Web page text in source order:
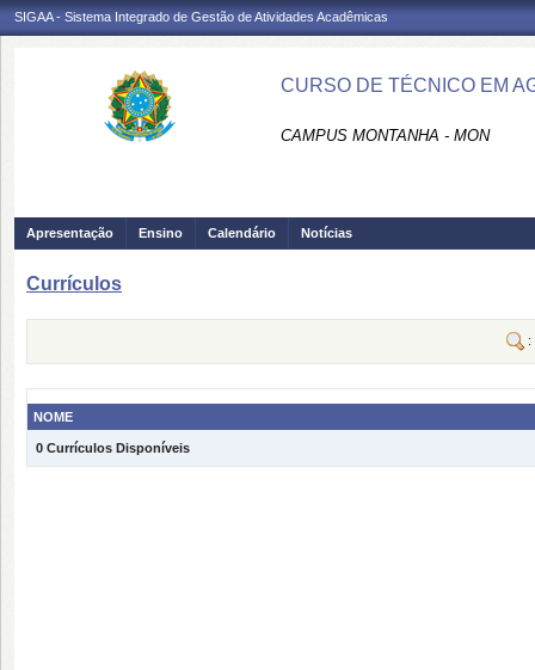
SIGAA - Sistema Integrado de Gestão de Atividades Acadêmicas
CURSO DE TÉCNICO EM
CAMPUS MONTANHA - MON
Apresentação Ensino Calendário Notícias
Currículos
:
NOME
0 Currículos Disponíveis